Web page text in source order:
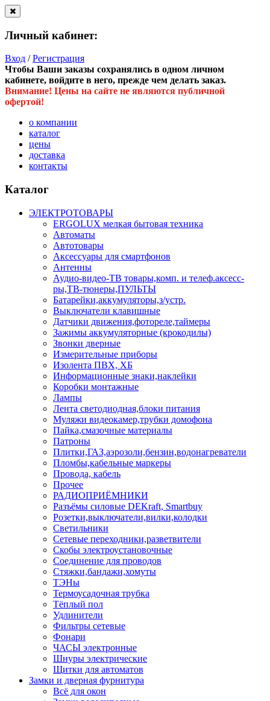
Личный кабинет:
Вход /Регистрация
Чтобы Ваши заказы сохранялись в одном личном
кабинете, войдите в него, прежде чем делать заказ.
Внимание! Цены на сайте не являются публичной
офертой!
о компании
каталог
цены
доставка
контакты
Каталог
ЭЛЕКТРОТОВАРЫ
ERGOLUX мелкая бытовая техника
Автоматы
Автотовары
Аксессуары для смартфонов
Антенны
Аудио-видео-ТВ товары,комп. и телеф.аксесс-
ры,ТВ-тюнеры,ПУЛЬТЫ
Батарейки,аккумуляторы,з/устр.
Выключатели клавишные
Датчики движения,фотореле,таймеры
Зажимы аккумуляторные (крокодилы)
Звонки дверные
Измерительные приборы
Изолента ПВХ, ХБ
Информационные знаки,наклейки
Коробки монтажные
Лампы
Лента светодиодная,блоки питания
Муляжи видеокамер,трубки домофона
Пайка,смазочные материалы
Патроны
Плитки,ГАЗ,аэрозоли,бензин,водонагреватели
Пломбы,кабельные маркеры
Провода, кабель
Прочее
РАДИОПРИЁМНИКИ
Разъёмы силовые DEKraft, Smartbuy
Розетки,выключатели,вилки,колодки
Светильники
Сетевые переходники,разветвители
Скобы электроустановочные
Соединение для проводов
Стяжки,бандажи,хомуты
ТЭНы
Термоусадочная трубка
Тёплый пол
Удлинители
Фильтры сетевые
Фонари
ЧАСЫ электронные
Шнуры электрические
Щитки для автоматов
Замки и дверная фурнитура
Всё для окон